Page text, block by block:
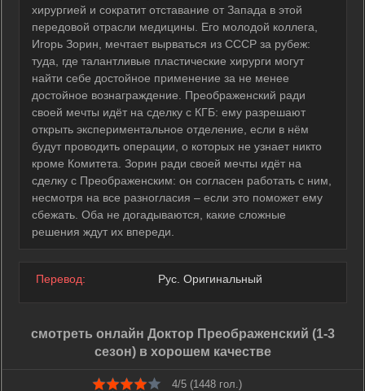
хирургией и сократит отставание от Запада в этой
передовой отрасли медицины. Его молодой коллега,
Игорь Зорин, мечтает вырваться из СССР за рубеж:
туда, где талантливые пластические хирурги могут
найти себе достойное применение за не менее
достойное вознаграждение. Преображенский ради
своей мечты идёт на сделку с КГБ: ему разрешают
открыть экспериментальное отделение, если в нём
будут проводить операции, о которых не узнает никто
кроме Комитета. Зорин ради своей мечты идёт на
сделку с Преображенским: он согласен работать с ним,
несмотря на все разногласия – если это поможет ему
сбежать. Оба не догадываются, какие сложные
решения ждут их впереди.
Перевод: Рус. Оригинальный
смотреть онлайн Доктор Преображенский (1-3
сезон) в хорошем качестве
4/5 (1448гол.)